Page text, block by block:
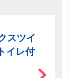
スツイ
イレ付